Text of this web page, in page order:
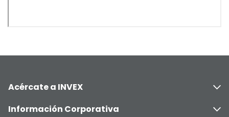
Acércate a INVEX
Información Corporativa